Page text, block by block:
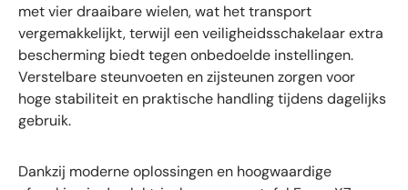
met vier draaibare wielen, wat het transport
vergemakkelijkt, terwijl een veiligheidsschakelaar extra
bescherming biedt tegen onbedoelde instellingen.
Verstelbare steunvoeten en zijsteunen zorgen voor
hoge stabiliteit en praktische handling tijdens dagelijks
gebruik.
Dankzij moderne oplossingen en hoogwaardige